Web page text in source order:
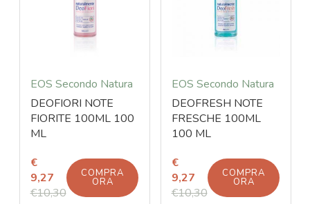
EOS Secondo Natura
DEOFIORI NOTE
FIORITE 100ML 100
ML
€
9,27
€10,30
COMPRA
ORA
EOS Secondo Natura
DEOFRESH NOTE
FRESCHE 100ML
100 ML
€
9,27
€10,30
COMPRA
ORA